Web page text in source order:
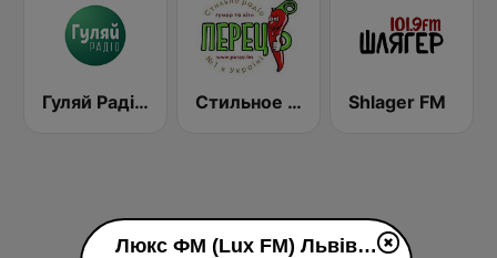
Гуляй Радіо (Guliay Radio) Стильное Радио - Перец ФМ (Stilnoe, perec fm) Shlager FM
Люкс ФМ (Lux FM) Львів en vivo